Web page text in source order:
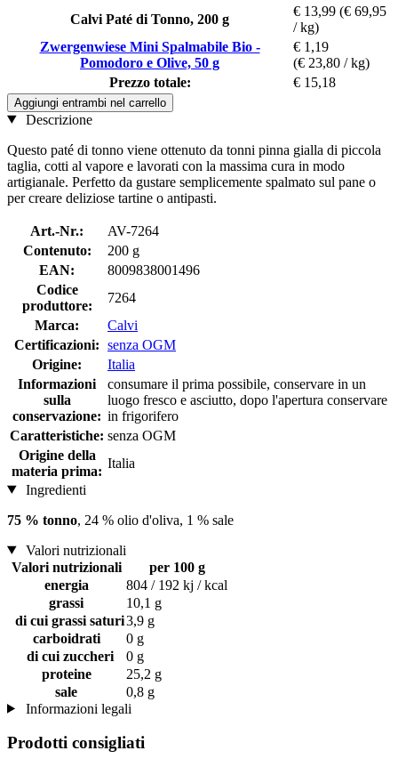
Calvi Paté di Tonno, 200 g
€ 13,99 (€ 69,95
/ kg)
Zwergenwiese Mini Spalmabile Bio -
Pomodoro e Olive, 50 g
€ 1,19
(€ 23,80 / kg)
Prezzo totale:
€ 15,18
Aggiungi entrambi nel carrello
Descrizione
Questo paté di tonno viene ottenuto da tonni pinna gialla di piccola
taglia, cotti al vapore e lavorati con la massima cura in modo
artigianale. Perfetto da gustare semplicemente spalmato sul pane o
per creare deliziose tartine o antipasti.
Art.-Nr.:
AV-7264
Contenuto:
200 g
EAN:
8009838001496
Codice
produttore:
7264
Marca:
Calvi
Certificazioni: senza OGM
Origine:
Italia
Informazioni
sulla
conservazione:
consumare il prima possibile, conservare in un
luogo fresco e asciutto, dopo l'apertura conservare
in frigorifero
Caratteristiche: senza OGM
Origine della
materia prima:
Italia
Ingredienti
75 % tonno, 24 % olio d'oliva, 1 % sale
Valori nutrizionali
Valori nutrizionali
per 100 g
energia
804 / 192 kj / kcal
grassi
10,1 g
di cui grassi saturi3,9 g
carboidrati
0 g
di cui zuccheri
0 g
proteine
25,2 g
sale
0,8 g
Informazioni legali
Prodotti consigliati